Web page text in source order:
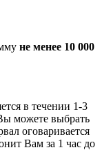
не менее 10 000
в течении 1-3
можете выбрать
оговаривается
Вам за 1 час до